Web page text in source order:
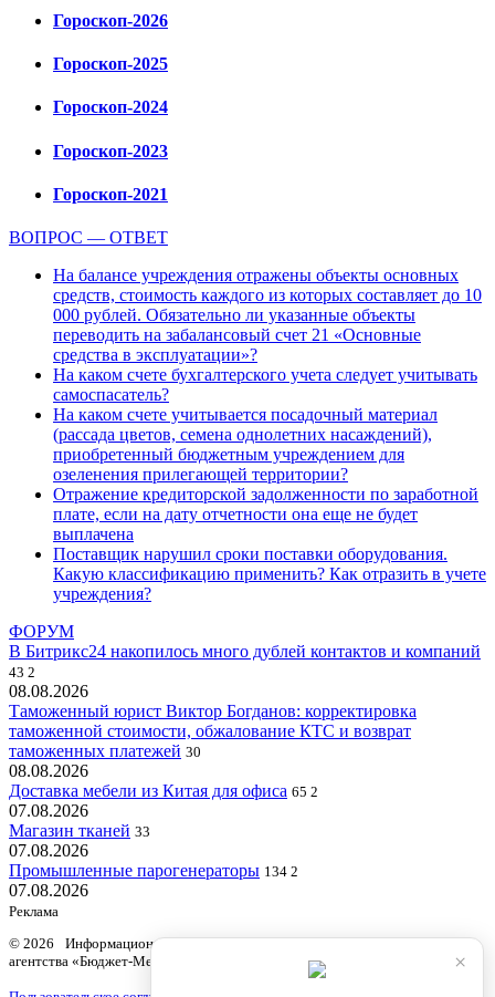
Гороскоп-2026
Гороскоп-2025
Гороскоп-2024
Гороскоп-2023
Гороскоп-2021
ВОПРОС — ОТВЕТ
На балансе учреждения отражены объекты основных
средств, стоимость каждого из которых составляет до 10
000 рублей. Обязательно ли указанные объекты
переводить на забалансовый счет 21 «Основные
средства в эксплуатации»?
На каком счете бухгалтерского учета следует учитывать
самоспасатель?
На каком счете учитывается посадочный материал
(рассада цветов, семена однолетних насаждений),
приобретенный бюджетным учреждением для
озеленения прилегающей территории?
Отражение кредиторской задолженности по заработной
плате, если на дату отчетности она еще не будет
выплачена
Поставщик нарушил сроки поставки оборудования.
Какую классификацию применить? Как отразить в учете
учреждения?
ФОРУМ
В Битрикс24 накопилось много дублей контактов и компаний
43 2
08.08.2026
Таможенный юрист Виктор Богданов: корректировка
таможенной стоимости, обжалование КТС и возврат
таможенных платежей 30
08.08.2026
Доставка мебели из Китая для офиса 65 2
07.08.2026
Магазин тканей 33
07.08.2026
Промышленные парогенераторы 134 2
07.08.2026
Реклама
© 2026 Информационный продукт «Бюджетный учет» информационного
агентства «Бюджет-Медиа»
×